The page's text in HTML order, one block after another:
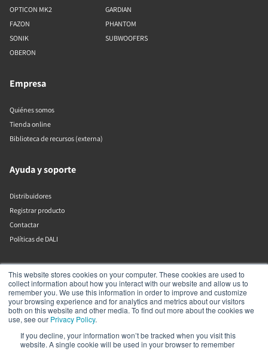
This website stores cookies on your computer. These cookies are used to
collect information about how you interact with our website and allow us to
remember you. We use this information in order to improve and customize
your browsing experience and for analytics and metrics about our visitors
both on this website and other media. To find out more about the cookies we
use, see our Privacy Policy.
If you decline, your information won’t be tracked when you visit this
website. A single cookie will be used in your browser to remember
OPTICON MK2
FAZON
SONIK
OBERON
GARDIAN
PHANTOM
SUBWOOFERS
Empresa
Quiénes somos
Tienda online
Biblioteca de recursos (externa)
Ayuda y soporte
Distribuidores
Registrar producto
Contactar
Políticas de DALI
DALI A/S
Dali Allé 1
Nørager
Nordjylland
9610
Dinamarca